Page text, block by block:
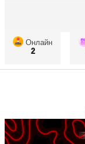
Онлайн
2